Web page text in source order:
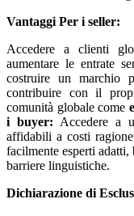
Vantaggi Per i seller:
Accedere a clienti
aumentare le entrate
costruire un marchio
contribuire con il
comunità globale come
i buyer: Accedere a
affidabili a costi
facilmente esperti
barriere linguistiche.
Dichiarazione di